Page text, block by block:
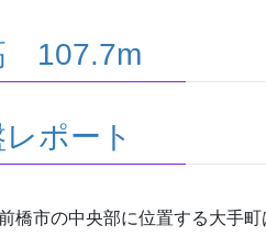
107.7m
ポート
橋市の中央部に位置する大手